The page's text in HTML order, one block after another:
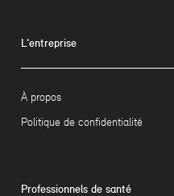
L'entreprise
À propos
Politique de confidentialité
Professionnels de santé